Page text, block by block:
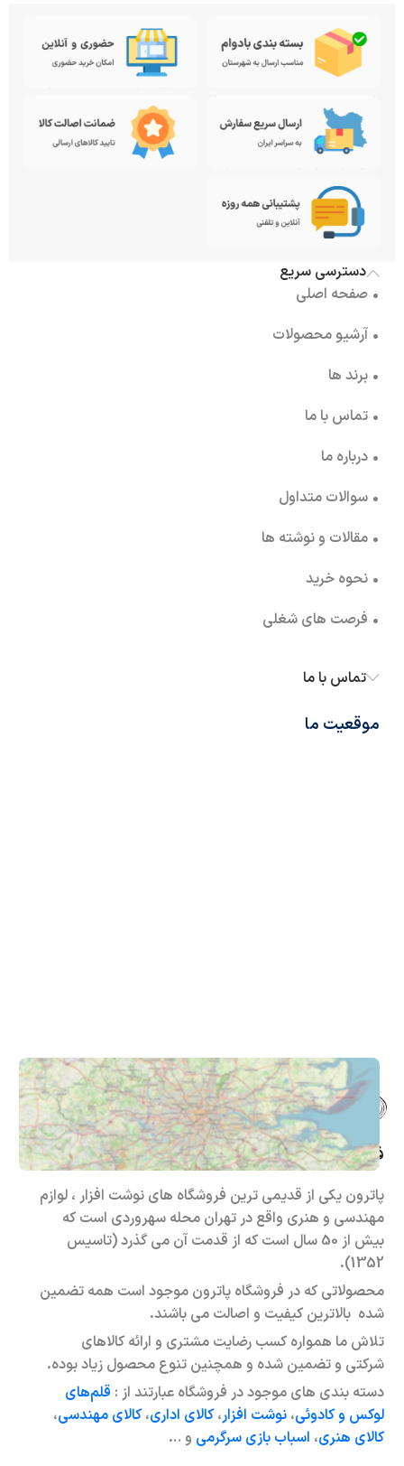
دسترسی سریع
• صفحه اصلی
• آرشیو محصولات
• برند ها
• تماس با ما
• درباره ما
• سوالات متداول
• مقالات و نوشته ها
• نحوه خرید
• فرصت های شغلی
تماس با ما
موقعیت ما
فروشگاه حضوری – اینترنتی پاترون
پاترون یکی از قدیمی ترین فروشگاه های نوشت افزار ، لوازم
مهندسی و هنری واقع در تهران محله سهروردی است که
بیش از 50 سال است که از قدمت آن می گذرد (تاسیس
1352).
محصولاتی که در فروشگاه پاترون موجود است همه تضمین
شده بالاترین کیفیت و اصالت می باشند.
تلاش ما همواره کسب رضایت مشتری و ارائه کالاهای
شرکتی و تضمین شده و همچنین تنوع محصول زیاد بوده.
دسته بندی های موجود در فروشگاه عبارتند از : قلم‌های
لوکس و کادوئی، نوشت افزار،کالای اداری،کالای مهندسی،
کالای هنری، اسباب بازی سرگرمی و …